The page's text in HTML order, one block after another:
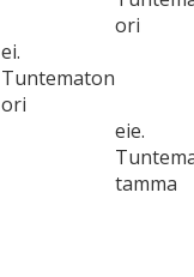
ei.
Tuntematon
ori
ori
eie.
tamma